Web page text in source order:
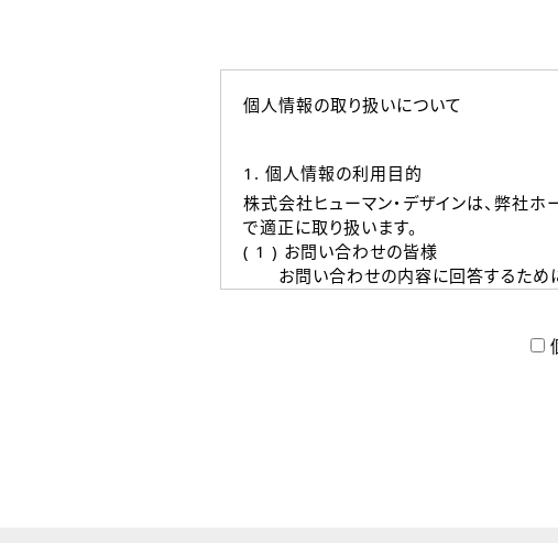
個人情報の取り扱いについて
1. 個人情報の利用目的
株式会社ヒューマン・デザインは、弊社
で適正に取り扱います。
( 1 ) お問い合わせの皆様
お問い合わせの内容に回答するために
本登録に関するご連絡および本登録時
なお、ご連絡手段は、電話・Ｅメール